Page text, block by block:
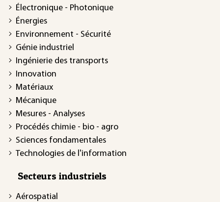
Électronique - Photonique
Énergies
Environnement - Sécurité
Génie industriel
Ingénierie des transports
Innovation
Matériaux
Mécanique
Mesures - Analyses
Procédés chimie - bio - agro
Sciences fondamentales
Technologies de l'information
Secteurs industriels
Aérospatial